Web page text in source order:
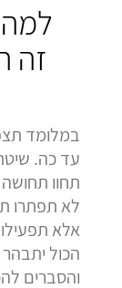
זה
במלומד
עד כה.
תחוו
לא תפתרו
אלא תפעילו
הכול
והסברים